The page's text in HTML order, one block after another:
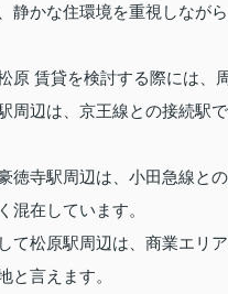
静かな住環境を重視しなが
原 賃貸を検討する際には、
周辺は、京王線との接続駅
徳寺駅周辺は、小田急線と
混在しています。
て松原駅周辺は、商業エリ
と言えます。